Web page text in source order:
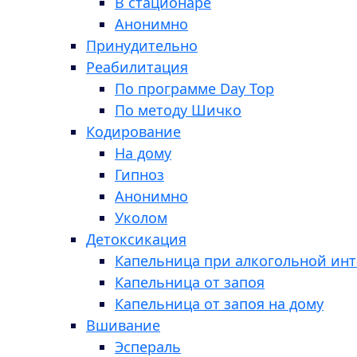
Анонимно
Принудительно
Реабилитация
По программе Day Top
По методу Шичко
Кодирование
На дому
Гипноз
Анонимно
Уколом
Детоксикация
Капельница при алкогольной
Капельница от запоя
Капельница от запоя на дому
Вшивание
Эспераль